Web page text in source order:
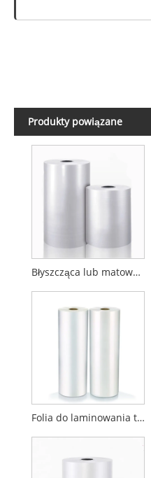
Produkty powiązane
Błyszcząca lub matowa folia do laminowania termicznego BOPP
Folia do laminowania termicznego BOPP Anti Scratch